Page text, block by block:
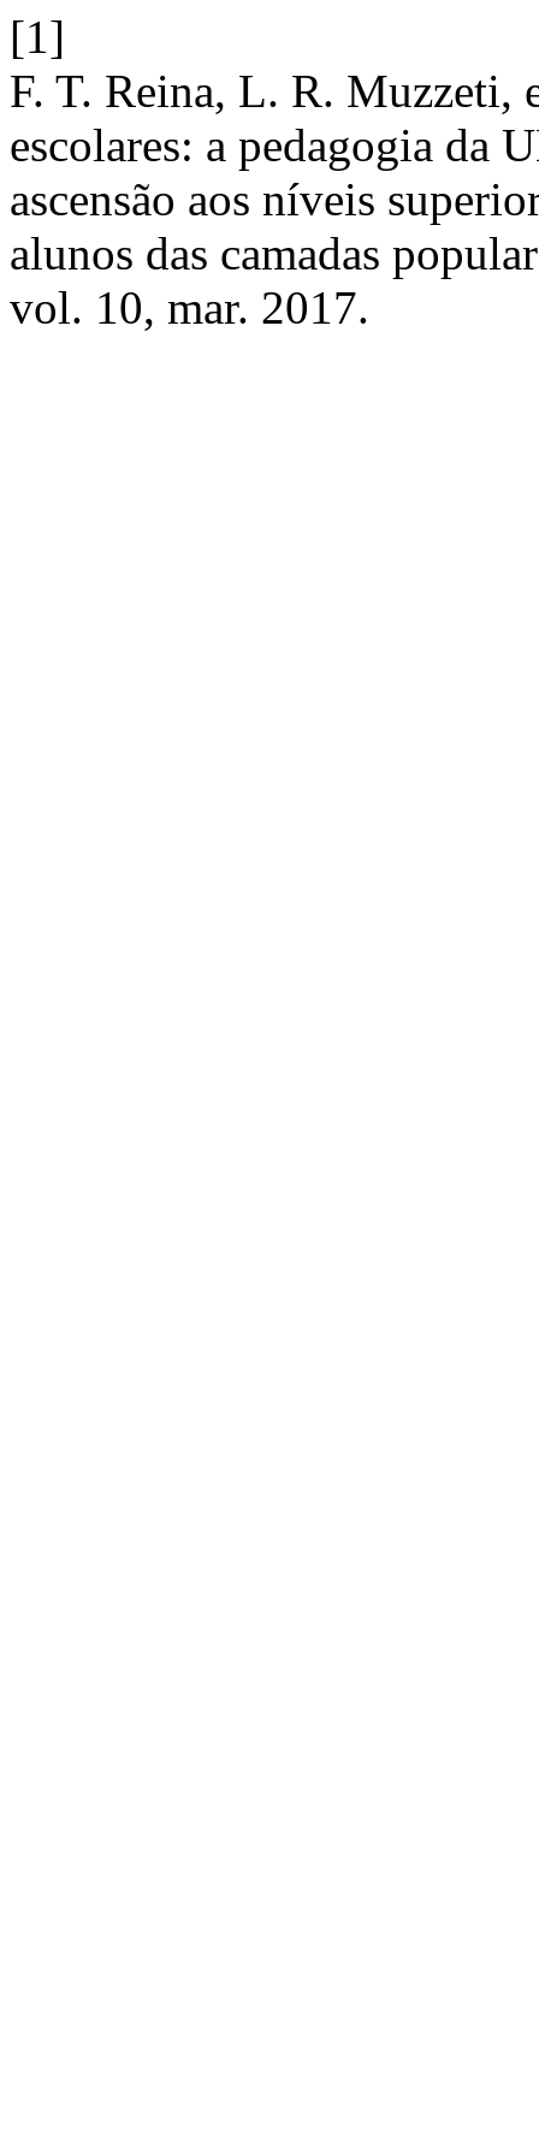
[1]
F. T. Reina, L. R. Muzzeti,
escolares: a pedagogia da
ascensão aos níveis
alunos das camadas
vol. 10, mar. 2017.